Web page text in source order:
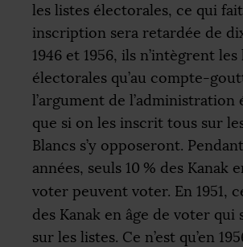
les listes électorales, ce qui
inscription sera retardée de
1946 et 1956, ils n’intègrent les
électorales qu’au compte-
l’argument de l’administration
que si on les inscrit tous sur
Blancs s’y opposeront.
années, seuls 10 % des Kanak
voter peuvent voter. En 1951,
des Kanak en âge de voter
sur les listes. Ce n’est qu’en